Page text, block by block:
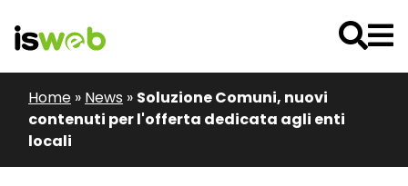
Home » News » Soluzione Comuni, nuovi
contenuti per l'offerta dedicata agli enti
locali